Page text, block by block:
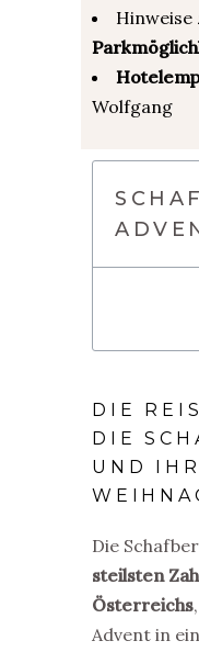
Hinweise
Wolfgang
DIE
DIE
UND
Die
steilsten
Österreichs
Advent in